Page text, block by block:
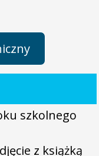
szkolnego
z książką